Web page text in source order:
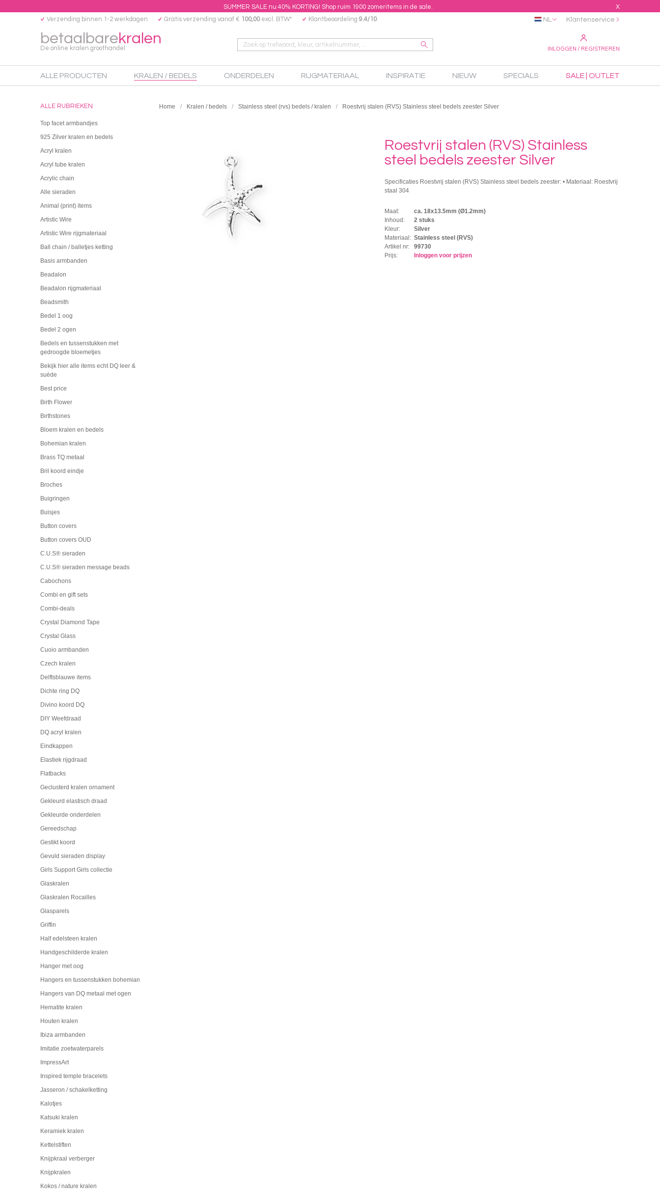
SUMMER SALE nu 40% KORTING! Shop ruim 1900 zomeritems in de sale. X
betaalbarekralen
De online kralen groothandel
Verzending binnen 1-2 werkdagen Gratis verzending vanaf € 100,00excl. BTW* Klantbeoordeling 9.4/10
INLOGGEN / REGISTREREN
NL Klantenservice
ALLE PRODUCTEN KRALEN / BEDELS ONDERDELEN RIJGMATERIAAL INSPIRATIE NIEUW SPECIALS SALE | OUTLET
ALLE RUBRIEKEN
Top facet armbandjes
925 Zilver kralen en bedels
Acryl kralen
Acryl tube kralen
Acrylic chain
Alle sieraden
Animal (print) items
Artistic Wire
Artistic Wire rijgmateriaal
Ball chain / balletjes ketting
Basis armbanden
Beadalon
Beadalon rijgmateriaal
Beadsmith
Bedel 1 oog
Bedel 2 ogen
Bedels en tussenstukken met
gedroogde bloemetjes
Bekijk hier alle items echt DQ leer &
suède
Best price
Birth Flower
Birthstones
Bloem kralen en bedels
Bohemian kralen
Brass TQ metaal
Bril koord eindje
Broches
Buigringen
Buisjes
Button covers
Button covers OUD
C.U.S® sieraden
C.U.S® sieraden message beads
Cabochons
Combi en gift sets
Combi-deals
Crystal Diamond Tape
Crystal Glass
Cuoio armbanden
Czech kralen
Delftsblauwe items
Dichte ring DQ
Divino koord DQ
DIY Weefdraad
DQ acryl kralen
Eindkappen
Elastiek rijgdraad
Flatbacks
Geclusterd kralen ornament
Gekleurd elastisch draad
Gekleurde onderdelen
Gereedschap
Gestikt koord
Gevuld sieraden display
Girls Support Girls collectie
Glaskralen
Glaskralen Rocailles
Glasparels
Griffin
Half edelsteen kralen
Handgeschilderde kralen
Hanger met oog
Hangers en tussenstukken bohemian
Hangers van DQ metaal met ogen
Hematite kralen
Houten kralen
Ibiza armbanden
Imitatie zoetwaterparels
ImpressArt
Inspired temple bracelets
Jasseron / schakelketting
Kalotjes
Katsuki kralen
Keramiek kralen
Kettelstiften
Knijpkraal verberger
Knijpkralen
Kokos / nature kralen
Home Kralen / bedels Stainless steel (rvs) bedels / kralen Roestvrij stalen (RVS) Stainless steel bedels zeester Silver
Roestvrij stalen (RVS) Stainless
steel bedels zeester Silver
Specificaties Roestvrij stalen (RVS) Stainless steel bedels zeester: • Materiaal: Roestvrij
staal 304
Maat:
ca. 18x13.5mm (Ø1.2mm)
Inhoud:
2 stuks
Kleur:
Silver
Materiaal: Stainless steel (RVS)
Artikel nr:
99730
Prijs:
Inloggen voor prijzen